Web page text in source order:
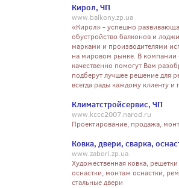
Кирол, ЧП
www.balkony.zp.ua
«Кирол» - успешно
обустройство балконов и
марками и производителями
на мировом рынке. В
качественно помогут Вам
подберут лучшее решение для
всегда рады каждому клиенту
Климатстройсервис, ЧП
www.kccc2007.narod.ru
Проектирование, продажа,
Ковка, двери, сварка,
www.zabori.zp.ua
Художественная ковка,
оснастки, монтаж оснастки,
стальные двери